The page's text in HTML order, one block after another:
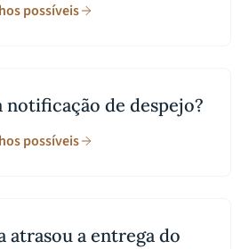
possíveis
notificação de despejo?
possíveis
atrasou a entrega do